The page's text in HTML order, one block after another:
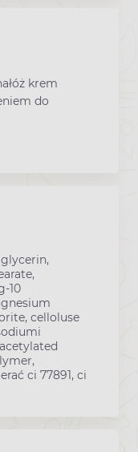
krem
do
10
celloluse
ci 77891, ci